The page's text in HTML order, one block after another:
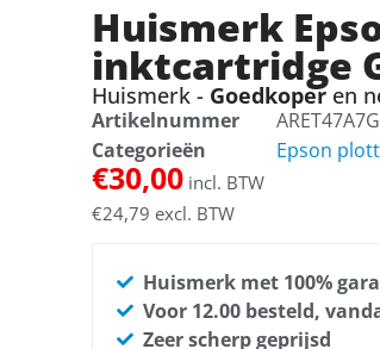
Huismerk
inktcartridge
Huismerk - Goedkoperen
Artikelnummer
Categorieën
Epson
€30,00incl. BTW
€24,79 excl. BTW
Huismerk met 100%
Voor 12.00 besteld,
Zeer scherp geprijsd